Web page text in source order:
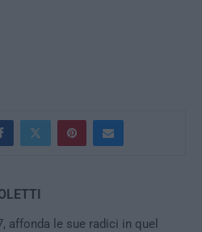
affonda le sue radici in quel